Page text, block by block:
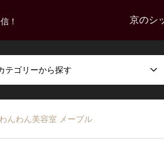
！ 京のシ
テゴリーから探す
わんわん美容室 メープル